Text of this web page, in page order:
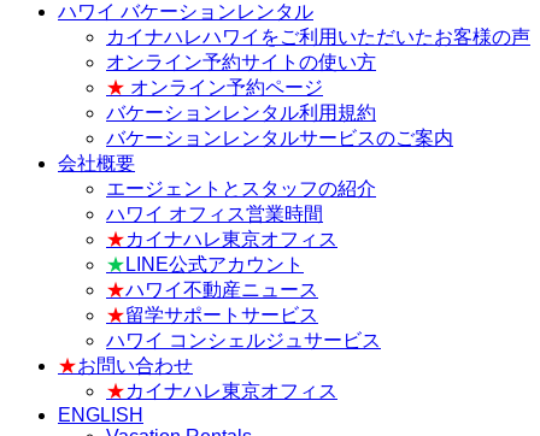
ハワイ バケーションレンタル
カイナハレハワイをご利用いただいたお客様の声
オンライン予約サイトの使い方
★ オンライン予約ページ
バケーションレンタル利用規約
バケーションレンタルサービスのご案内
会社概要
エージェントとスタッフの紹介
ハワイ オフィス営業時間
★カイナハレ東京オフィス
★ LINE公式アカウント
★ハワイ不動産ニュース
★留学サポートサービス
ハワイ コンシェルジュサービス
★お問い合わせ
★カイナハレ東京オフィス
ENGLISH